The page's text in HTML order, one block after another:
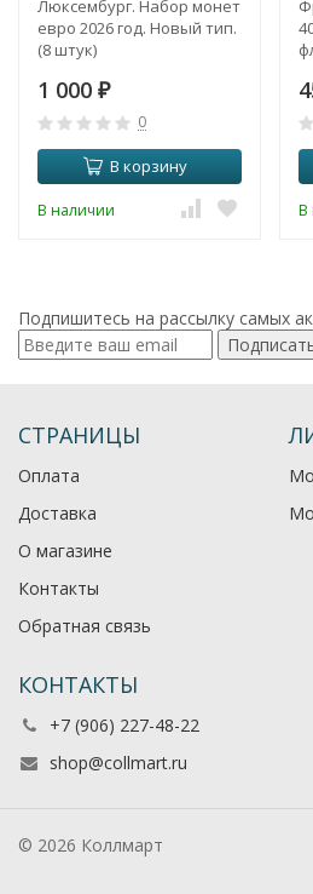
Люксембург. Набор монет
евро 2026 год. Новый тип.
(8 штук)
1 000 ₽
0
В корзину
В наличии В
Подпишитесь на рассылку самых
СТРАНИЦЫ
Оплата
Доставка
О магазине
Контакты
Обратная связь
КОНТАКТЫ
+7 (906) 227-48-22
shop@collmart.ru
© 2026 Коллмарт